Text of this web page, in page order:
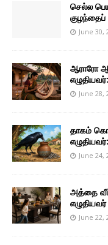
செல்ல
குழந்தைப்
June 30,
ஆராரோ
June 28,
தாகம்
June 24,
அத்தை
எழுதியவர்
June 22,